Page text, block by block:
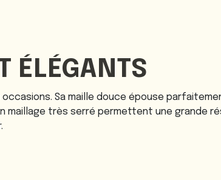
ÉLÉGANTS
Sa maille douce épouse
maillage très serré permettent une grande